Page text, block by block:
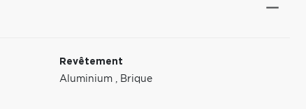
Revêtement
Aluminium
Brique